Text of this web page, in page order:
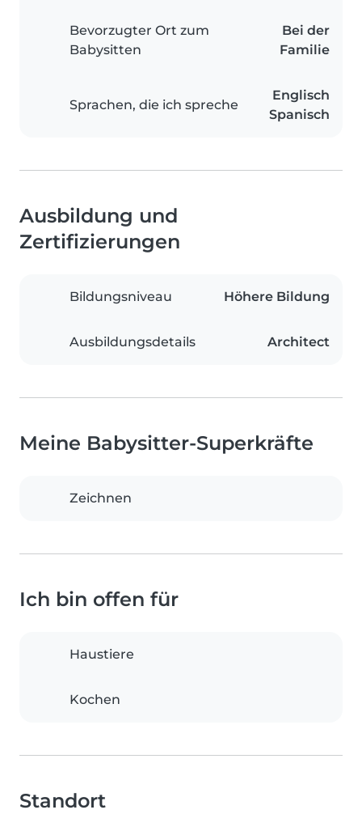
Bevorzugter Ort zum
Babysitten
Bei der
Familie
Sprachen, die ich spreche
Englisch
Spanisch
Ausbildung und
Zertifizierungen
Bildungsniveau Höhere Bildung
Ausbildungsdetails Architect
Meine Babysitter-Superkräfte
Zeichnen
Ich bin offen für
Haustiere
Kochen
Standort